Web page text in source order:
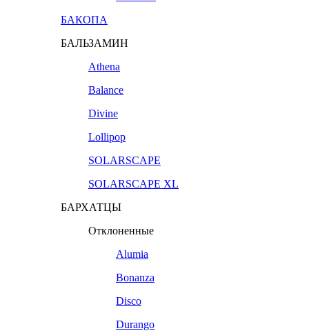
БАКОПА
БАЛЬЗАМИН
Athena
Balance
Divine
Lollipop
SOLARSCAPE
SOLARSCAPE XL
БАРХАТЦЫ
Отклоненные
Alumia
Bonanza
Disco
Durango